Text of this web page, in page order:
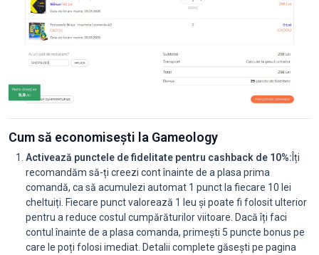
Cum să economisești la Gameology
Activează punctele de fidelitate pentru cashback de 10%:Îți
recomandăm să-ți creezi cont înainte de a plasa prima
comandă, ca să acumulezi automat 1 punct la fiecare 10 lei
cheltuiți. Fiecare punct valorează 1 leu și poate fi folosit ulterior
pentru a reduce costul cumpărăturilor viitoare. Dacă îți faci
contul înainte de a plasa comanda, primești 5 puncte bonus pe
care le poți folosi imediat. Detalii complete găsești pe pagina